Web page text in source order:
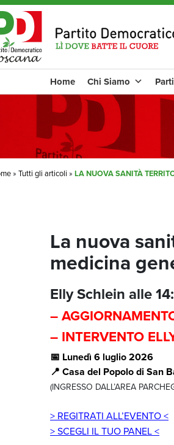
Home Chi Siamo
» Tutti gli articoli » LA NUOVA SANITÀ
La nuova
medicina
Elly Schlein alle
–
– INTERVENTO
📅 Lunedì 6 luglio 2026
📍 Casa del Popolo di San
(INGRESSO DALL’AREA
> REGITRATI ALL’EVENTO <
> SCEGLI IL TUO PANEL <